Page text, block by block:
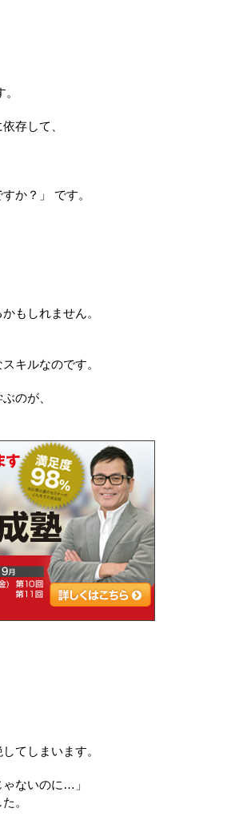
存して、
か？」 です。
もしれません。
キルなのです。
のが、
てしまいます。
ないのに…」
。